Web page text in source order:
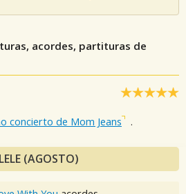
acordes, partituras de
concierto de Mom Jeans .
(AGOSTO)